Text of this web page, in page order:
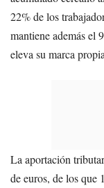
22% de los
mantiene además el
eleva su marca
La aportación
de euros, de los que